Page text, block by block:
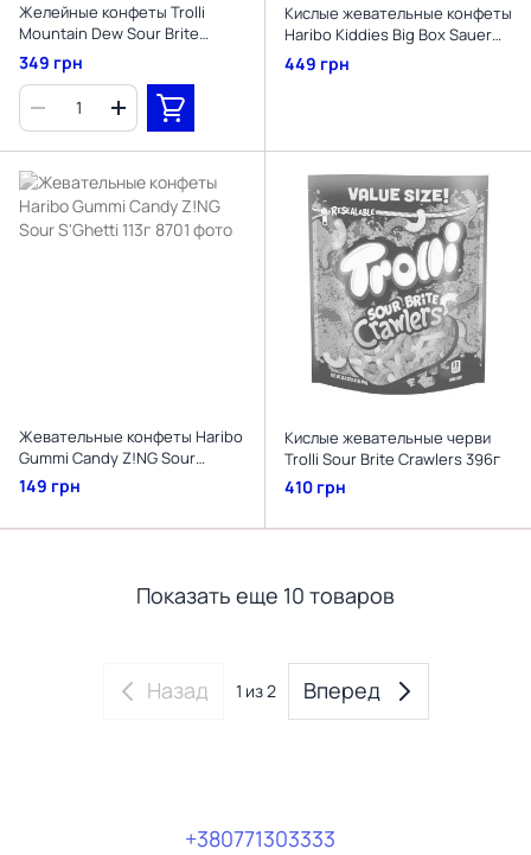
Желейные конфеты Trolli
Mountain Dew Sour Brite
Crawlers 120г
349 грн
Кислые жевательные конфеты
Haribo Kiddies Big Box Sauer
900г
449 грн
Жевательные конфеты Haribo
Gummi Candy Z!NG Sour
S'Ghetti 113г
149 грн
Кислые жевательные черви
Trolli Sour Brite Crawlers 396г
410 грн
Показать еще 10 товаров
Назад 1 из 2 Вперед
+380771303333